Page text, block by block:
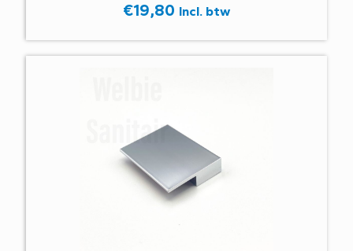
€19,80 Incl. btw